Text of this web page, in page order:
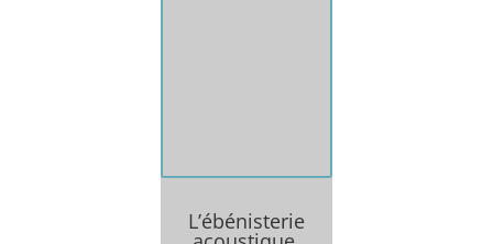
L’ébénisterie